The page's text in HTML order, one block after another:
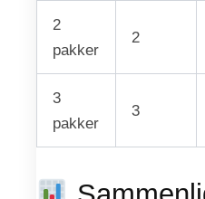
2
pakker
2
3
pakker
3